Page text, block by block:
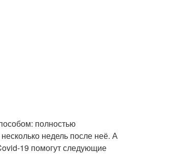
полностью
недель после неё. А
19 помогут следующие